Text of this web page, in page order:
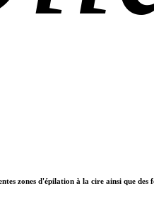
zones d'épilation à la cire ainsi que